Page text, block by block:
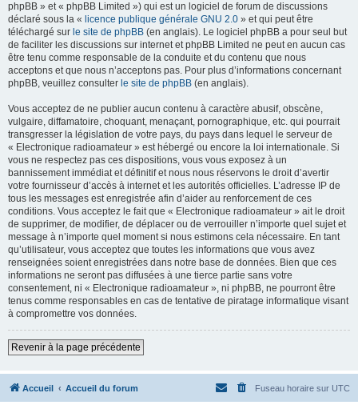
phpBB » et « phpBB Limited ») qui est un logiciel de forum de discussions
déclaré sous la « licence publique générale GNU 2.0 » et qui peut être
téléchargé sur le site de phpBB (en anglais). Le logiciel phpBB a pour seul but
de faciliter les discussions sur internet et phpBB Limited ne peut en aucun cas
être tenu comme responsable de la conduite et du contenu que nous
acceptons et que nous n’acceptons pas. Pour plus d’informations concernant
phpBB, veuillez consulter le site de phpBB (en anglais).
Vous acceptez de ne publier aucun contenu à caractère abusif, obscène,
vulgaire, diffamatoire, choquant, menaçant, pornographique, etc. qui pourrait
transgresser la législation de votre pays, du pays dans lequel le serveur de
« Electronique radioamateur » est hébergé ou encore la loi internationale. Si
vous ne respectez pas ces dispositions, vous vous exposez à un
bannissement immédiat et définitif et nous nous réservons le droit d’avertir
votre fournisseur d’accès à internet et les autorités officielles. L’adresse IP de
tous les messages est enregistrée afin d’aider au renforcement de ces
conditions. Vous acceptez le fait que « Electronique radioamateur » ait le droit
de supprimer, de modifier, de déplacer ou de verrouiller n’importe quel sujet et
message à n’importe quel moment si nous estimons cela nécessaire. En tant
qu’utilisateur, vous acceptez que toutes les informations que vous avez
renseignées soient enregistrées dans notre base de données. Bien que ces
informations ne seront pas diffusées à une tierce partie sans votre
consentement, ni « Electronique radioamateur », ni phpBB, ne pourront être
tenus comme responsables en cas de tentative de piratage informatique visant
à compromettre vos données.
Revenir à la page précédente
Accueil Accueil du forum Fuseau horaire sur UTC